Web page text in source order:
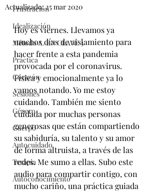
Frustración
Idealización
Método A. EN CLAVE 3
Práctica
Corazón
Sesiones
Género
Cuerpo
Autocuidado
Terapia
Autoconocimiento
Actualizado:25 mar 2020
Hoy es viernes. Llevamos ya
muchos días de aislamiento para
hacer frente a esta pandemia
provocada por el coronavirus.
Física y emocionalmente ya lo
vamos notando. Yo me estoy
cuidando. También me siento
cuidada por muchas personas
generosas que están compartiendo
su sabiduría, su talento y su amor
de forma altruista, a través de las
redes. Me sumo a ellas. Subo este
audio para compartir contigo, con
mucho cariño, una práctica guiada